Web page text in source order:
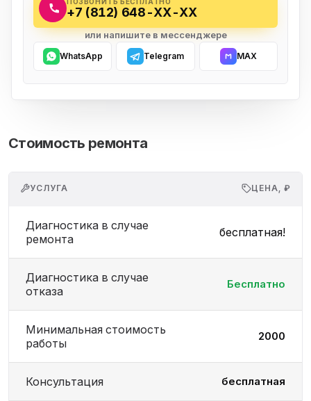
+7 (812) 648-XX-XX
или напишите в мессенджере
WhatsApp Telegram MAX
Стоимость ремонта
УСЛУГА ЦЕНА, ₽
Диагностика в случае
ремонта
бесплатная!
Диагностика в случае
отказа
Бесплатно
Минимальная стоимость
работы
2000
Консультация бесплатная